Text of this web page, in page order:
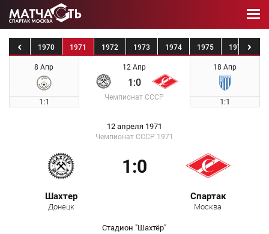
1969 1970 1971 1972 1973 1974 1975 1976
8 Апр
1:1
12 Апр
1:0
Чемпионат СССР
18 Апр
1:1
12 апреля 1971
Чемпионат СССР 1971
Шахтер
Донецк
1:0
Спартак
Москва
Стадион "Шахтёр"